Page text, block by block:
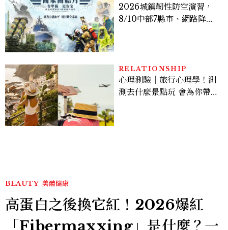
2026城鎮韌性防空演習，
8/10中部7縣市、網路降速
RELATIONSHIP
心理測驗｜旅行心理學！測
測去什麼景點玩 會為你帶來
BEAUTY 美體健康
高蛋白之後換它紅！2026爆紅
「Fibermaxxing」是什麼？一